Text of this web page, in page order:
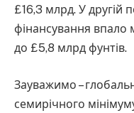
£16,3 млрд. У другій
фінансування
до £5,8 млрд фунтів.
Зауважимо –
семирічного